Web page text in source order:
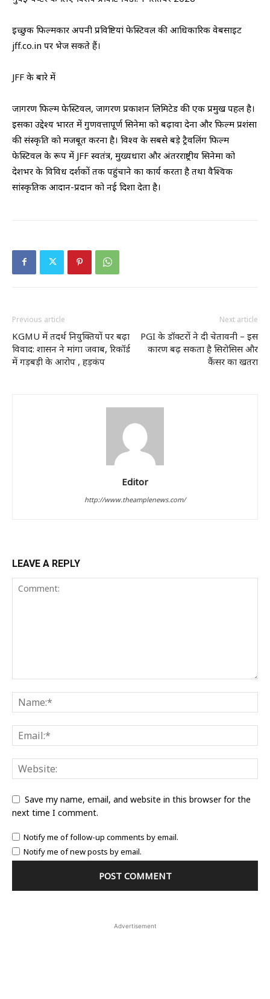
इच्छुक फिल्मकार अपनी प्रविष्टियां फेस्टिवल की आधिकारिक वेबसाइट
jff.co.in पर भेज सकते हैं।
JFF के बारे में
जागरण फिल्म फेस्टिवल, जागरण प्रकाशन लिमिटेड की एक प्रमुख पहल है।
इसका उद्देश्य भारत में गुणवत्तापूर्ण सिनेमा को बढ़ावा देना और फिल्म प्रशंसा
की संस्कृति को मजबूत करना है। विश्व के सबसे बड़े ट्रैवलिंग फिल्म
फेस्टिवल के रूप में JFF स्वतंत्र, मुख्यधारा और अंतरराष्ट्रीय सिनेमा को
देशभर के विविध दर्शकों तक पहुंचाने का कार्य करता है तथा वैश्विक
सांस्कृतिक आदान-प्रदान को नई दिशा देता है।
Previous article
KGMU में तदर्थ नियुक्तियों पर बढ़ा
विवाद: शासन ने मांगा जवाब, रिकॉर्ड
में गड़बड़ी के आरोप , हड़कंप
Next article
PGI के डॉक्टरों ने दी चेतावनी – इस
कारण बढ़ सकता है सिरोसिस और
कैंसर का खतरा
Editor
http://www.theamplenews.com/
LEAVE A REPLY
Save my name, email, and website in this browser for the
next time I comment.
Notify me of follow-up comments by email.
Notify me of new posts by email.
Advertisement